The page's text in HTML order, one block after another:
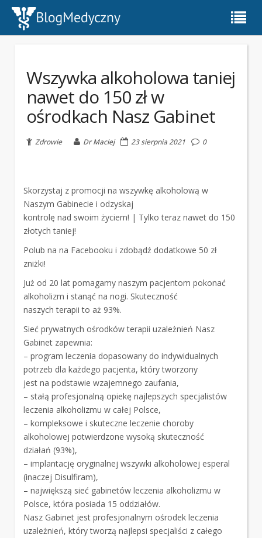
Wszywka alkoholowa taniej
nawet do 150 zł w
ośrodkach Nasz Gabinet
Zdrowie Dr Maciej 23 sierpnia 2021 0
Skorzystaj z promocji na wszywkę alkoholową w
Naszym Gabinecie i odzyskaj
kontrolę nad swoim życiem! | Tylko teraz nawet do 150
złotych taniej!
Polub na na Facebooku i zdobądź dodatkowe 50 zł
zniżki!
Już od 20 lat pomagamy naszym pacjentom pokonać
alkoholizm i stanąć na nogi. Skuteczność
naszych terapii to aż 93%.
Sieć prywatnych ośrodków terapii uzależnień Nasz
Gabinet zapewnia:
– program leczenia dopasowany do indywidualnych
potrzeb dla każdego pacjenta, który tworzony
jest na podstawie wzajemnego zaufania,
– stałą profesjonalną opiekę najlepszych specjalistów
leczenia alkoholizmu w całej Polsce,
– kompleksowe i skuteczne leczenie choroby
alkoholowej potwierdzone wysoką skuteczność
działań (93%),
– implantację oryginalnej wszywki alkoholowej esperal
(inaczej Disulfiram),
– największą sieć gabinetów leczenia alkoholizmu w
Polsce, która posiada 15 oddziałów.
Nasz Gabinet jest profesjonalnym ośrodek leczenia
uzależnień, który tworzą najlepsi specjaliści z całego